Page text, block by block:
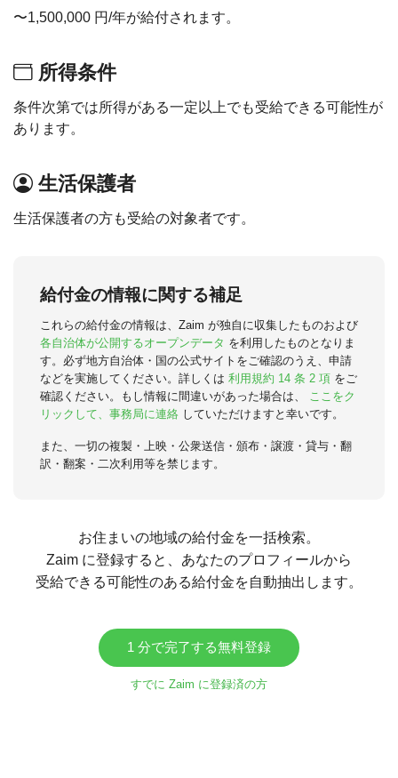
〜1,500,000 円/年が給付されます。
所得条件
条件次第では所得がある一定以上でも受給できる可能性が
あります。
生活保護者
生活保護者の方も受給の対象者です。
給付金の情報に関する補足
これらの給付金の情報は、Zaim が独自に収集したものおよび
各自治体が公開するオープンデータ を利用したものとなりま
す。必ず地方自治体・国の公式サイトをご確認のうえ、申請
などを実施してください。詳しくは 利用規約 14 条 2 項 をご
確認ください。もし情報に間違いがあった場合は、
ここをク
リックして、事務局に連絡 していただけますと幸いです。
また、一切の複製・上映・公衆送信・頒布・譲渡・貸与・翻
訳・翻案・二次利用等を禁じます。
お住まいの地域の給付金を一括検索。
Zaim に登録すると、あなたのプロフィールから
受給できる可能性のある給付金を自動抽出します。
1 分で完了する無料登録
すでに Zaim に登録済の方